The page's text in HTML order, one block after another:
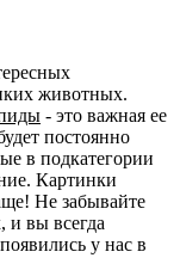
животных.
- это важная ее
постоянно
в подкатегории
Картинки
Не забывайте
и вы всегда
у нас в